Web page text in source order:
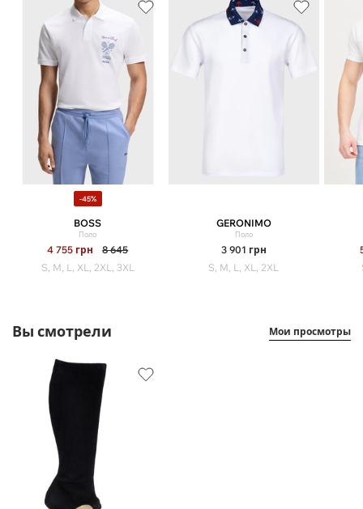
-45%
BOSS
Поло
4 755 грн
8 645
S, M, L, XL, 2XL, 3XL
GERONIMO
Поло
3 901 грн
S, M, L, XL, 2XL
Вы смотрели Мои просмотры